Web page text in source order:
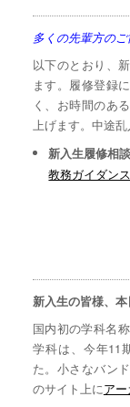
多くの先輩方の
以下のとおり、
ます。履修登録
く、お時間のあ
上げます。中途乱
新入生履修相
教務ガイダン
新入生の皆様、本
国内初の学科名
学科は、今年11
た。小さなバン
のサイト上にアー